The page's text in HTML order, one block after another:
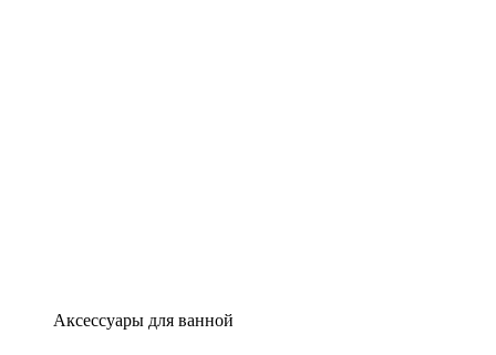
Аксессуары для ванной